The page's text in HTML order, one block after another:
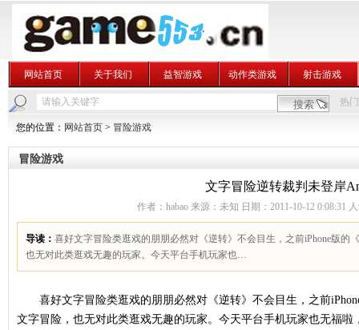
网站首页 关于我们 益智游戏 动作类游戏 射击游戏
热
您的位置： 网站首页 > 冒险游戏
冒险游戏
文字冒险逆转裁判未登岸
作者：habao 来源：未知 日期：2011-10-12 0:08:31
导读： 喜好文字冒险类逛戏的朋朋必然对《逆转》不会目生，之前iPhone版的
也无对此类逛戏无趣的玩家。今天平台手机玩家也…
喜好文字冒险类逛戏的朋朋必然对《逆转》不会目生，之前
文字冒险，也无对此类逛戏无趣的玩家。今天平台手机玩家也无福